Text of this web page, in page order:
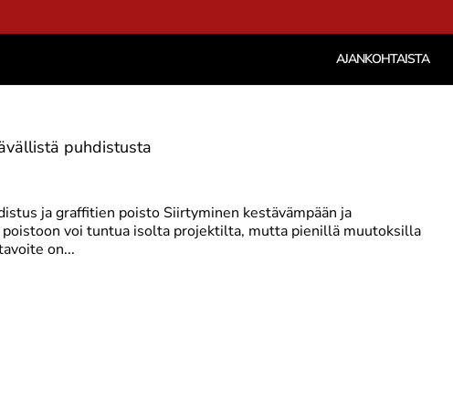
AJANKOHTAISTA
puhdistusta
ja graffitien poisto Siirtyminen kestävämpään ja
voi tuntua isolta projektilta, mutta pienillä muutoksilla
on...